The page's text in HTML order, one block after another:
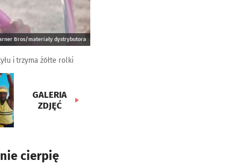
Bros/materiały dystrybutora
i trzyma żółte rolki
GALERIA
ZDJĘĆ
cierpię